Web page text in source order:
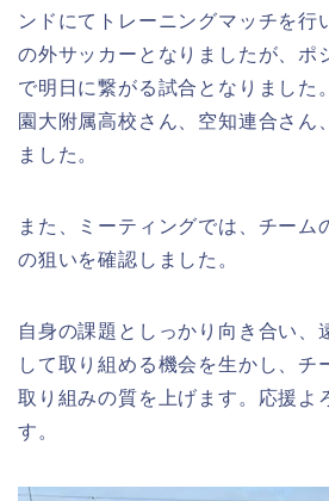
ンドにてトレーニングマッチを行
の外サッカーとなりましたが、ポ
で明日に繋がる試合となりました
園大附属高校さん、空知連合さん
ました。
また、ミーティングでは、チーム
の狙いを確認しました。
自身の課題としっかり向き合い、
して取り組める機会を生かし、チ
取り組みの質を上げます。応援よ
す。